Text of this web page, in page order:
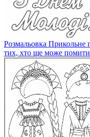
Розмальовка Прикольне
тих, хто ще може